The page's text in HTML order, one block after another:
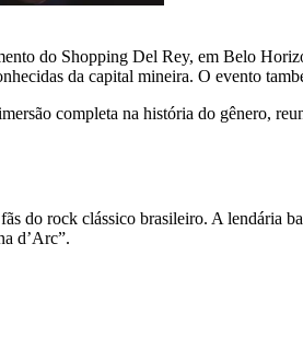
do Shopping Del Rey, em Belo
da capital mineira. O evento
completa na história do gênero,
do rock clássico brasileiro. A lendária
d’Arc”.